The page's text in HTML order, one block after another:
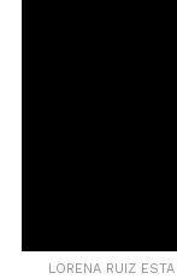
LORENA RUIZ